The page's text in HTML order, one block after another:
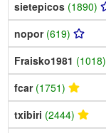
sietepicos (1890)
nopor (619)
Fraisko1981 (1018)
fcar (1751)
txibiri (2444)